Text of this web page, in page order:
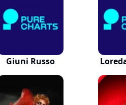
Giuni Russo